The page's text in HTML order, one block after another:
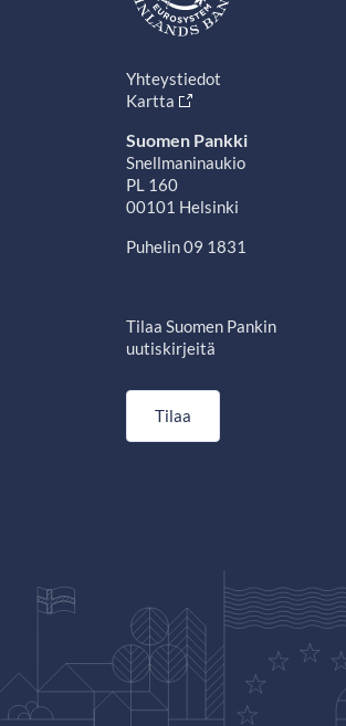
Yhteystiedot
Kartta
Suomen Pankki
Snellmaninaukio
PL 160
00101 Helsinki
Puhelin 09 1831
Tilaa Suomen Pankin
uutiskirjeitä
Tilaa